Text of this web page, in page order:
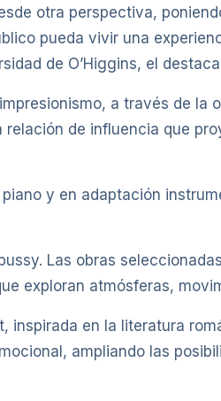
otra perspectiva,
pueda vivir una
de O’Higgins, el
a través de la
de influencia que
y en adaptación
Las obras seleccionadas
que exploran atmósferas,
inspirada en la literatura
ampliando las